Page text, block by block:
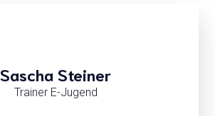
Sascha Steiner
Trainer E-Jugend